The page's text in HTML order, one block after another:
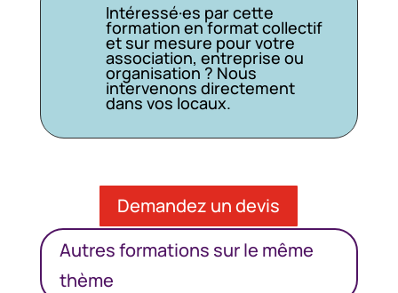
Intéressé·es par cette
formation en format collectif
et sur mesure pour votre
association, entreprise ou
organisation ? Nous
intervenons directement
dans vos locaux.
Demandez un devis
Autres formations sur le même
thème